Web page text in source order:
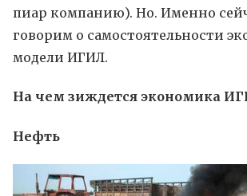
пиар компанию). Но. Именно
говорим о самостоятельности
модели ИГИЛ.
На чем зиждется экономика
Нефть